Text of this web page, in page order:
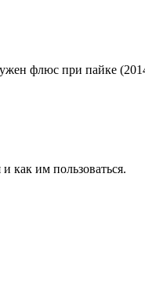
как им пользоваться.